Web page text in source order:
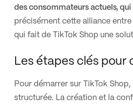
des consommateurs actuels,
précisément cette alliance
qui fait de TikTok Shop une
Les étapes clés pour
Pour démarrer sur TikTok
structurée. La création et la